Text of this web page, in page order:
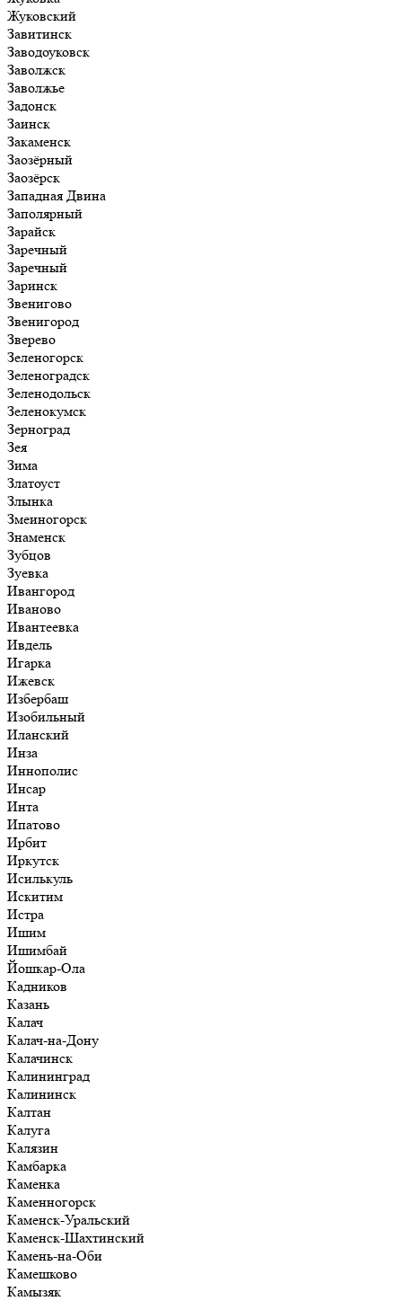
Жуковский
Завитинск
Заводоуковск
Заволжск
Заволжье
Задонск
Заинск
Закаменск
Заозёрный
Заозёрск
Западная Двина
Заполярный
Зарайск
Заречный
Заречный
Заринск
Звенигово
Звенигород
Зверево
Зеленогорск
Зеленоградск
Зеленодольск
Зеленокумск
Зерноград
Зея
Зима
Златоуст
Злынка
Змеиногорск
Знаменск
Зубцов
Зуевка
Ивангород
Иваново
Ивантеевка
Ивдель
Игарка
Ижевск
Избербаш
Изобильный
Иланский
Инза
Иннополис
Инсар
Инта
Ипатово
Ирбит
Иркутск
Исилькуль
Искитим
Истра
Ишим
Ишимбай
Йошкар-Ола
Кадников
Казань
Калач
Калач-на-Дону
Калачинск
Калининград
Калининск
Калтан
Калуга
Калязин
Камбарка
Каменка
Каменногорск
Каменск-Уральский
Каменск-Шахтинский
Камень-на-Оби
Камешково
Камызяк